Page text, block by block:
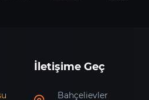
İletişime Geç
Bahçelievler